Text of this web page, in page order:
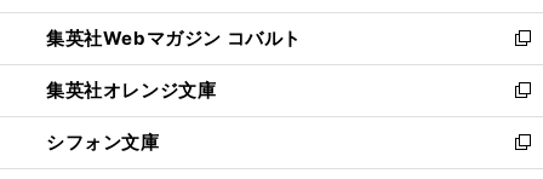
開
く
ウ
で
開
く
ン
ド
ウ
で
開
く
ウ
ィ
ン
ド
ウ
で
開
集英社Webマガジン コバルト
新
し
い
ウ
ィ
ン
集英社オレンジ文庫
新
し
い
ウ
シフォン文庫
新
し